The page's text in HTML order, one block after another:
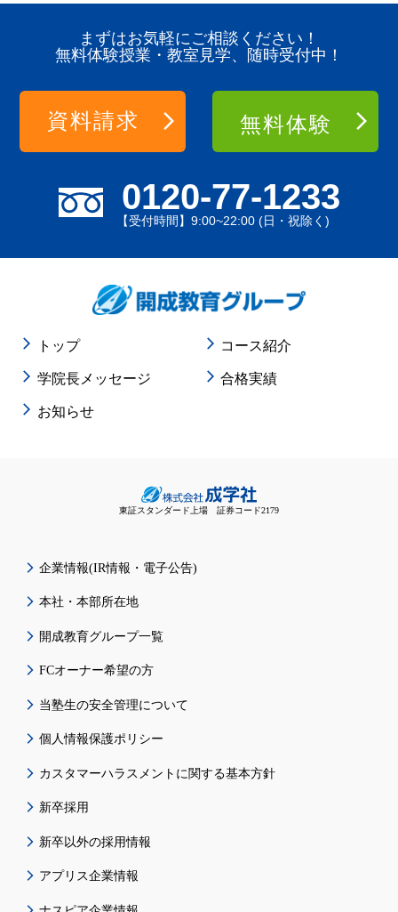
まずはお気軽にご相談ください！
無料体験授業・教室見学、随時受付中！
0120-77-1233
【受付時間】9:00~22:00 (日・祝除く)
資料請求 無料体験
トップ コース紹介
学院長メッセージ 合格実績
お知らせ
東証スタンダード上場 証券コード2179
企業情報(IR情報・電子公告)
本社・本部所在地
開成教育グループ一覧
FCオーナー希望の方
当塾生の安全管理について
個人情報保護ポリシー
カスタマーハラスメントに関する基本方針
新卒採用
新卒以外の採用情報
アプリス企業情報